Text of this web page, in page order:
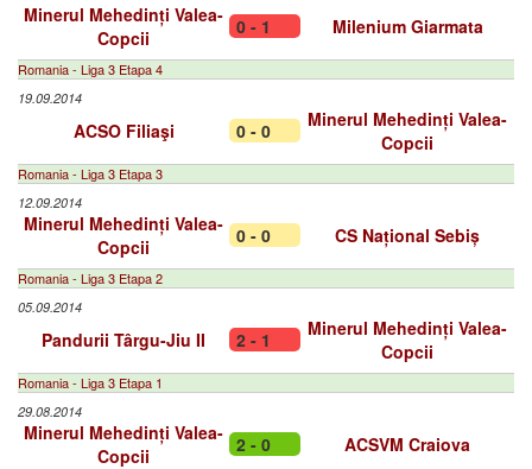
Minerul Mehedinți Valea-
Copcii
0 - 1 Milenium Giarmata
Romania - Liga 3 Etapa 4
19.09.2014
ACSO Filiaşi 0 - 0
Minerul Mehedinți Valea-
Copcii
Romania - Liga 3 Etapa 3
12.09.2014
Minerul Mehedinți Valea-
Copcii
0 - 0 CS Național Sebiș
Romania - Liga 3 Etapa 2
05.09.2014
Pandurii Târgu-Jiu II 2 - 1
Minerul Mehedinți Valea-
Copcii
Romania - Liga 3 Etapa 1
29.08.2014
Minerul Mehedinți Valea-
Copcii
2 - 0 ACSVM Craiova